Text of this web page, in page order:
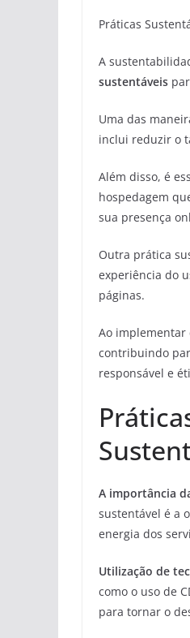
Práticas
A
sustentáveis
Uma das
inclui reduzir o
Além disso, é
hospedagem
sua presença
Outra prática
experiência do
páginas.
Ao implementar
contribuindo
responsável e
A importância
sustentável é a
energia dos
Utilização de
como o uso de
para tornar o